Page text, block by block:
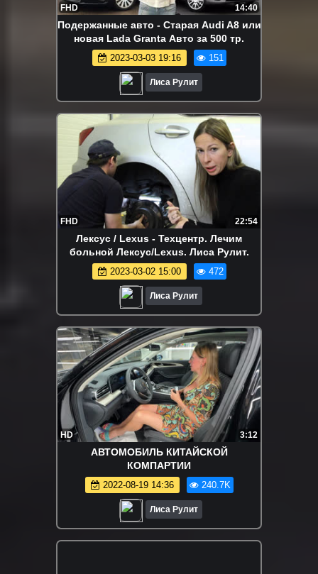
FHD 14:40
Подержанные авто - Старая Audi A8 или
новая Lada Granta Авто за 500 тр.
2023-03-03 19:16 151
Лиса Рулит
FHD 22:54
Лексус / Lexus - Техцентр. Лечим
больной Лексус/Lexus. Лиса Рулит.
2023-03-02 15:00 472
Лиса Рулит
HD 3:12
АВТОМОБИЛЬ КИТАЙСКОЙ
КОМПАРТИИ
2022-08-19 14:36 240.7K
Лиса Рулит